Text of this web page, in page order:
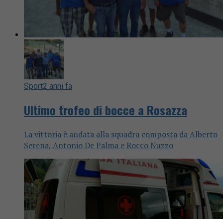
Sport2 anni fa
Ultimo trofeo di bocce a Rosazza
La vittoria è andata alla squadra composta da Alberto
Serena, Antonio De Palma e Rocco Nuzzo